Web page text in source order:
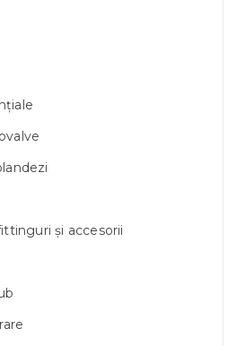
și accesorii